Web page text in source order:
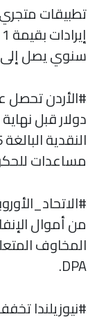
تطبيقات
سنوي يصل إلى 24%، بحسب موقع بيزنس آبس.
دولار قبل
مساعدات
من أموال
المخاوف
DPA.
#نيوزيلندا